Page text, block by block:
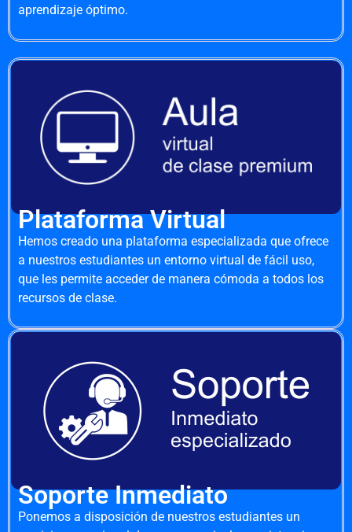
aprendizaje óptimo.
Plataforma Virtual
Hemos creado una plataforma especializada que ofrece
a nuestros estudiantes un entorno virtual de fácil uso,
que les permite acceder de manera cómoda a todos los
recursos de clase.
Soporte Inmediato
Ponemos a disposición de nuestros estudiantes un